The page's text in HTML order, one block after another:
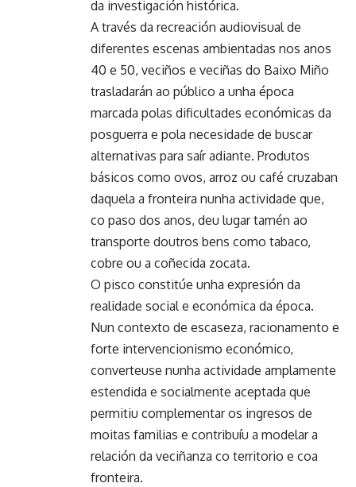
da investigación histórica.
A través da recreación audiovisual de
diferentes escenas ambientadas nos anos
40 e 50, veciños e veciñas do Baixo Miño
trasladarán ao público a unha época
marcada polas dificultades económicas da
posguerra e pola necesidade de buscar
alternativas para saír adiante. Produtos
básicos como ovos, arroz ou café cruzaban
daquela a fronteira nunha actividade que,
co paso dos anos, deu lugar tamén ao
transporte doutros bens como tabaco,
cobre ou a coñecida zocata.
O pisco constitúe unha expresión da
realidade social e económica da época.
Nun contexto de escaseza, racionamento e
forte intervencionismo económico,
converteuse nunha actividade amplamente
estendida e socialmente aceptada que
permitiu complementar os ingresos de
moitas familias e contribuíu a modelar a
relación da veciñanza co territorio e coa
fronteira.